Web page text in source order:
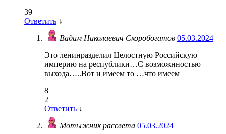
39
Ответить ↓
Вадим Николаевич Скоробогатов 05.03.2024
Это ленинразделил Целостную Российскую
империю на республики…С возможнностью
выхода…..Вот и имеем то …что имеем
8
2
Ответить ↓
Мотыжник рассвета 05.03.2024